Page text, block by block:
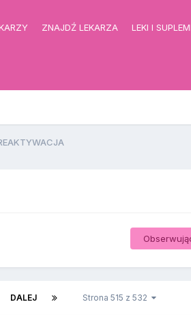
ZNAJDŹ LEKARZA LEKI I
DALEJ Strona 515 z 532